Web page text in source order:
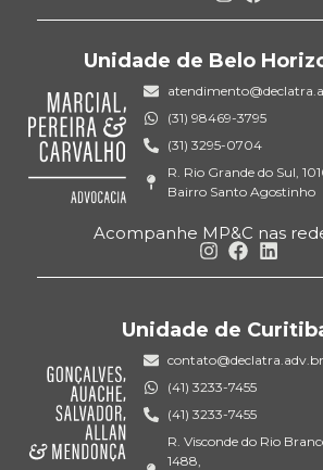
Unidade de Belo
(31) 98469-3795
(31) 3295-0704
R. Rio Grande do Sul,
Bairro Santo Agostinho
Acompanhe MP&C nas
Unidade de
contato@declatra.adv.br
(41) 3233-7455
(41) 3233-7455
R. Visconde do Rio
1488,